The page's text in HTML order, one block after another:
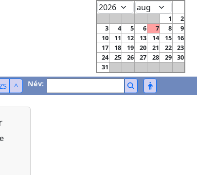
1
2
3
4 5 6 7 8
9
10
11 12 13 14 15
16
17
18 19 20 21 22
23
24
25 26 27 28 29
30
31
^ Név: